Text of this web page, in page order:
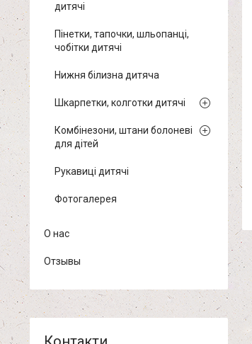
дитячі
Пінетки, тапочки, шльопанці,
чобітки дитячі
Нижня білизна дитяча
Шкарпетки, колготки дитячі
Комбінезони, штани болоневі
для дітей
Рукавиці дитячі
Фотогалерея
О нас
Отзывы